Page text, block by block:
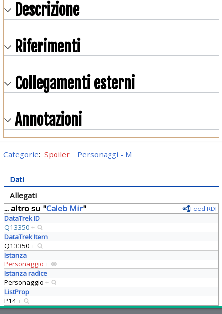
Descrizione
Riferimenti
Collegamenti esterni
Annotazioni
Categorie: Spoiler Personaggi - M
Dati
Allegati
... altro su "Caleb Mir"
Feed RDF
DataTrek ID
Q13350 +
DataTrek Item
Q13350 +
Istanza
Personaggio +
Istanza radice
Personaggio +
ListProp
P14+